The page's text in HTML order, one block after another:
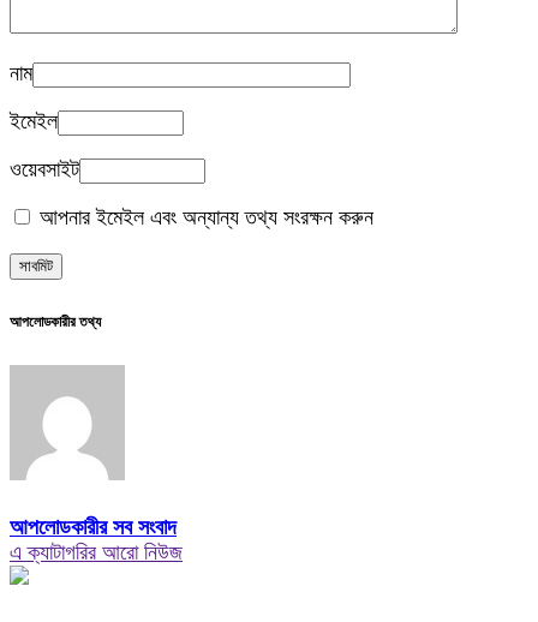
নাম
ইমেইল
ওয়েবসাইট
আপনার ইমেইল এবং অন্যান্য তথ্য সংরক্ষন করুন
আপলোডকারীর তথ্য
আপলোডকারীর সব সংবাদ
এ ক্যাটাগরির আরো নিউজ